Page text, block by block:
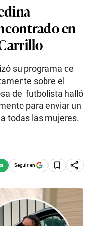
en
su programa de
sobre el
del futbolista halló
para enviar un
todas las mujeres.
Seguir en